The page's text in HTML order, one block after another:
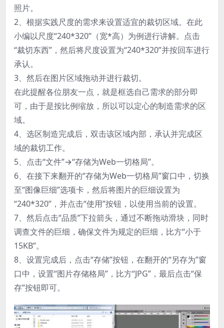
照片。
2、根据实践尺度的需求来设置适宜的裁切区域。在此
小编以尺度“240*320”（宽*高）为例进行讲解。点击
“裁切东西”，然后将尺度设置为“240*320”并按回车进行
承认。
3、然后在图片区域拖动并进行裁切。
在此提醒各位朋友一点，就是框选自己需求的部分即
可，由于是按比例缩放，所以可以定心的制造需求的区
域。
4、选区制造完成后，双击该区域内部，承认并完成区
域的裁切工作。
5、点击“文件”→“存储为Web一切格局”。
6、在接下来翻开的“存储为Web一切格局”窗口中，切换
至“图像巨细”选项卡，然后将图片的巨细设置为
“240*320”，并点击“使用”按钮，以使用当前的设置。
7、然后点击“品质”下拉箭头，通过不断拖动滑块，同时
调查文件的巨细，确保文件为规定的巨细，比方“小于
15KB”。
8、设置完成后，点击“存储”按钮，在翻开的“另存为”窗
口中，设置“图片存储格局”，比方“JPG”，最后点击“保
存”按钮即可。